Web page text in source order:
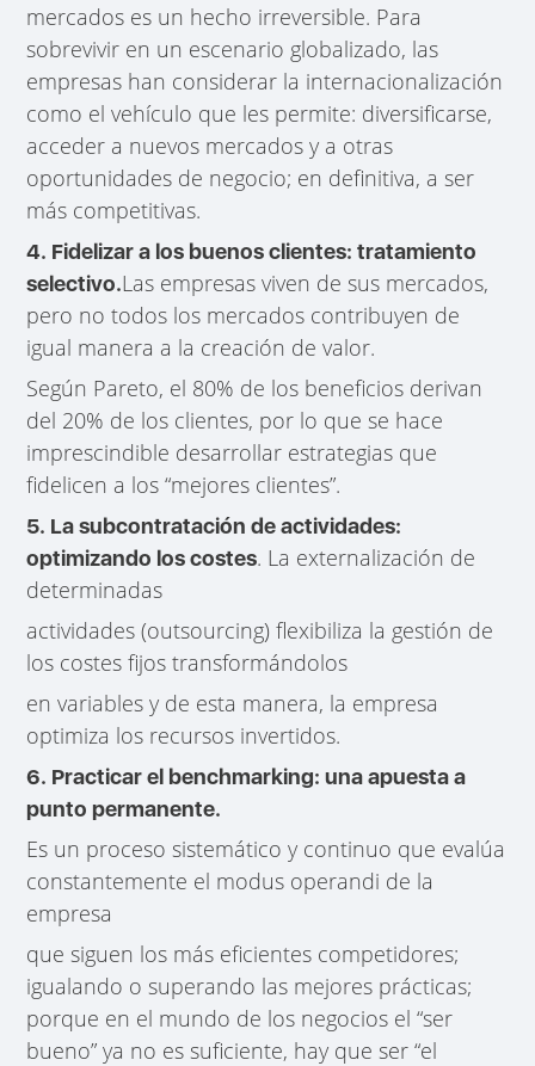
mercados es un hecho irreversible. Para
sobrevivir en un escenario globalizado, las
empresas han considerar la internacionalización
como el vehículo que les permite: diversificarse,
acceder a nuevos mercados y a otras
oportunidades de negocio; en definitiva, a ser
más competitivas.
4. Fidelizar a los buenos clientes: tratamiento
selectivo.Las empresas viven de sus mercados,
pero no todos los mercados contribuyen de
igual manera a la creación de valor.
Según Pareto, el 80% de los beneficios derivan
del 20% de los clientes, por lo que se hace
imprescindible desarrollar estrategias que
fidelicen a los “mejores clientes”.
5. La subcontratación de actividades:
optimizando los costes. La externalización de
determinadas
actividades (outsourcing) flexibiliza la gestión de
los costes fijos transformándolos
en variables y de esta manera, la empresa
optimiza los recursos invertidos.
6. Practicar el benchmarking: una apuesta a
punto permanente.
Es un proceso sistemático y continuo que evalúa
constantemente el modus operandi de la
empresa
que siguen los más eficientes competidores;
igualando o superando las mejores prácticas;
porque en el mundo de los negocios el “ser
bueno” ya no es suficiente, hay que ser “el